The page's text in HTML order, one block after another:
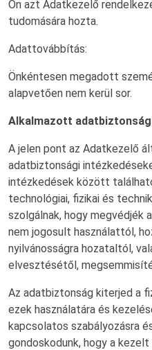
Ön azt Adatkezelő
tudomására hozta.
Adattovábbítás:
Önkéntesen megadott
alapvetően nem kerül sor.
Alkalmazott
A jelen pont az Adatkezelő
adatbiztonsági
intézkedések között
technológiai, fizikai és
szolgálnak, hogy megvédjék
nem jogosult használattól,
nyilvánosságra hozataltól,
elvesztésétől,
Az adatbiztonság kiterjed a
ezek használatára és
kapcsolatos szabályozásra
gondoskodunk, hogy a